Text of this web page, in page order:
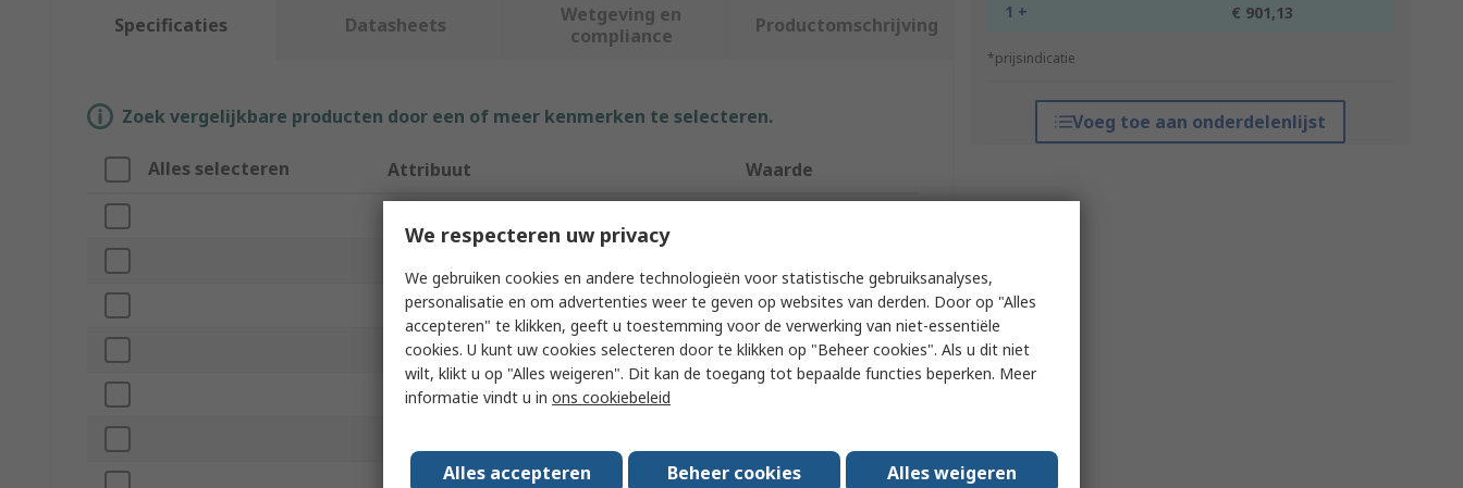
1 + € 901,13
*prijsindicatie
Voeg toe aan onderdelenlijst
Specificaties Datasheets
Wetgeving en
compliance
Productomschrijving
Zoek vergelijkbare producten door een of meer kenmerken te selecteren.
Alles selecteren Attribuut Waarde
Product Type PoE Injector
Length 88.9mm
Width
Minimum Operating Temperature -40°C
We respecteren uw privacy
We gebruiken cookies en andere technologieën voor statistische gebruiksanalyses,
personalisatie en om advertenties weer te geven op websites van derden. Door op "Alles
accepteren" te klikken, geeft u toestemming voor de verwerking van niet-essentiële
cookies. U kunt uw cookies selecteren door te klikken op "Beheer cookies". Als u dit niet
wilt, klikt u op "Alles weigeren". Dit kan de toegang tot bepaalde functies beperken. Meer
informatie vindt u in ons cookiebeleid
Alles accepteren Beheer cookies Alles weigeren